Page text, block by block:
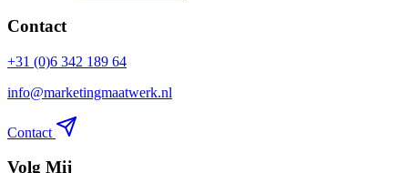
Contact
+31 (0)6 342 189 64
info@marketingmaatwerk.nl
Contact
Volg Mij